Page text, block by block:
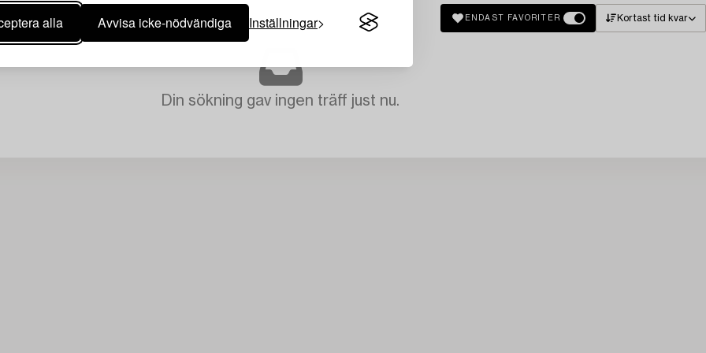
alla Avvisa icke-nödvändiga Inställningar ENDAST FAVORITER Kortast tid kvar
Din sökning gav ingen träff just nu.